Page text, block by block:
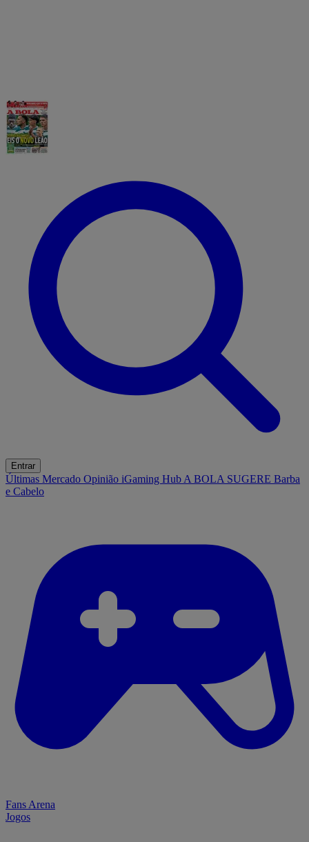
Entrar
Últimas Mercado Opinião iGaming Hub A BOLA SUGERE Barba
e Cabelo
Fans Arena
Jogos